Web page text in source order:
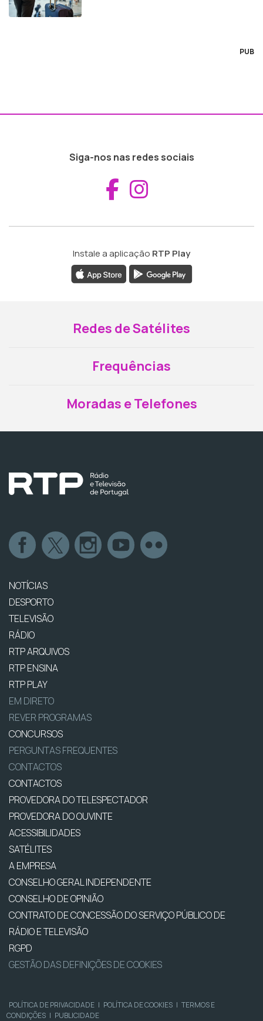
PUB
Siga-nos nas redes sociais
Aceder ao
Instale a aplicação RTP Play
Redes de Satélites
Frequências
Moradas e Telefones
NOTÍCIAS
DESPORTO
TELEVISÃO
RÁDIO
RTP ARQUIVOS
RTP ENSINA
RTP PLAY
EM DIRETO
REVER PROGRAMAS
CONCURSOS
PERGUNTAS FREQUENTES
CONTACTOS
CONTACTOS
PROVEDORA DO TELESPECTADOR
PROVEDORA DO OUVINTE
ACESSIBILIDADES
SATÉLITES
A EMPRESA
CONSELHO GERAL INDEPENDENTE
CONSELHO DE OPINIÃO
CONTRATO DE CONCESSÃO DO SERVIÇO PÚBLICO DE
RÁDIO E TELEVISÃO
RGPD
GESTÃO DAS DEFINIÇÕES DE COOKIES
POLÍTICA DE PRIVACIDADE | POLÍTICA DE COOKIES | TERMOS E
CONDIÇÕES | PUBLICIDADE